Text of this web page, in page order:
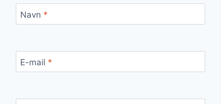
Navn *
E-mail *